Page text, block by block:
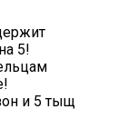
5!
и 5 тыщ